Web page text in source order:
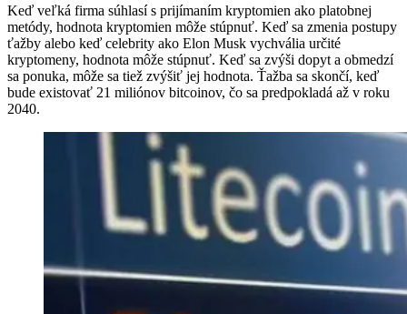
Keď veľká firma súhlasí s prijímaním kryptomien ako platobnej
metódy, hodnota kryptomien môže stúpnuť. Keď sa zmenia postupy
ťažby alebo keď celebrity ako Elon Musk vychvália určité
kryptomeny, hodnota môže stúpnuť. Keď sa zvýši dopyt a obmedzí
sa ponuka, môže sa tiež zvýšiť jej hodnota. Ťažba sa skončí, keď
bude existovať 21 miliónov bitcoinov, čo sa predpokladá až v roku
2040.